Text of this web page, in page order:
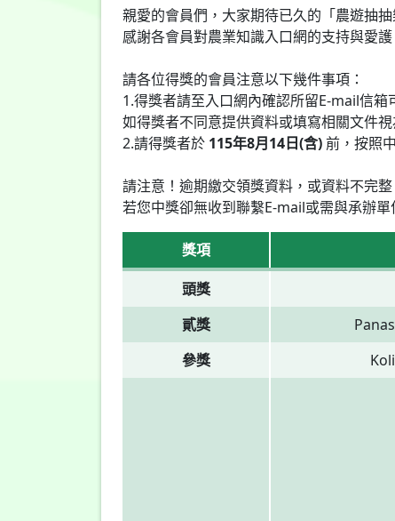
親愛的會員們，大家期待已久的「農遊抽
感謝各會員對農業知識入口網的支持與愛護
請各位得獎的會員注意以下幾件事項：
1.得獎者請至入口網內確認所留E-mail信
如得獎者不同意提供資料或填寫相關文件
2.請得獎者於 115年8月14日(含)前，按照
請注意！逾期繳交領獎資料，或資料不完
若您中獎卻無收到聯繫E-mail或需與承辦
獎項
頭獎
貳獎
參獎